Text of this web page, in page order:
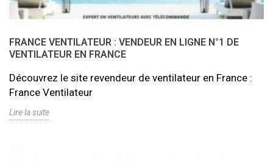
FRANCE VENTILATEUR : VENDEUR EN LIGNE N°1 DE
VENTILATEUR EN FRANCE
Découvrez le site revendeur de ventilateur en France :
France Ventilateur
Lire la suite